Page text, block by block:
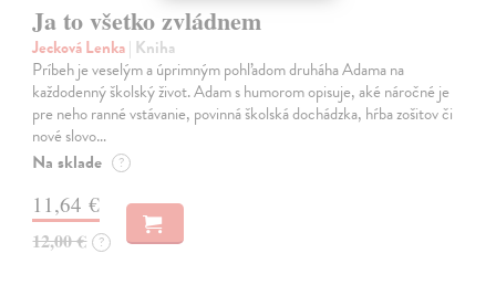
Ja to všetko zvládnem
Jecková Lenka| Kniha
Príbeh je veselým a úprimným pohľadom druháha Adama na
každodenný školský život. Adam s humorom opisuje, aké náročné je
pre neho ranné vstávanie, povinná školská dochádzka, hŕba zošitov či
nové slovo…
Na sklade ?
11,64 €
12,00 € ?